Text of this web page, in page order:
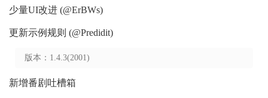
少量UI改进 (@ErBWs)
更新示例规则 (@Predidit)
版本：1.4.3(2001)
新增番剧吐槽箱